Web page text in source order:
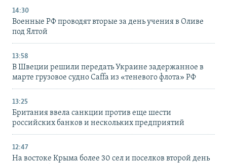
14:30
Военные РФ проводят вторые за день учения в Оливе
под Ялтой
13:58
В Швеции решили передать Украине задержанное в
марте грузовое судно Caffa из «теневого флота» РФ
13:25
Британия ввела санкции против еще шести
российских банков и нескольких предприятий
12:47
На востоке Крыма более 30 сел и поселков второй день